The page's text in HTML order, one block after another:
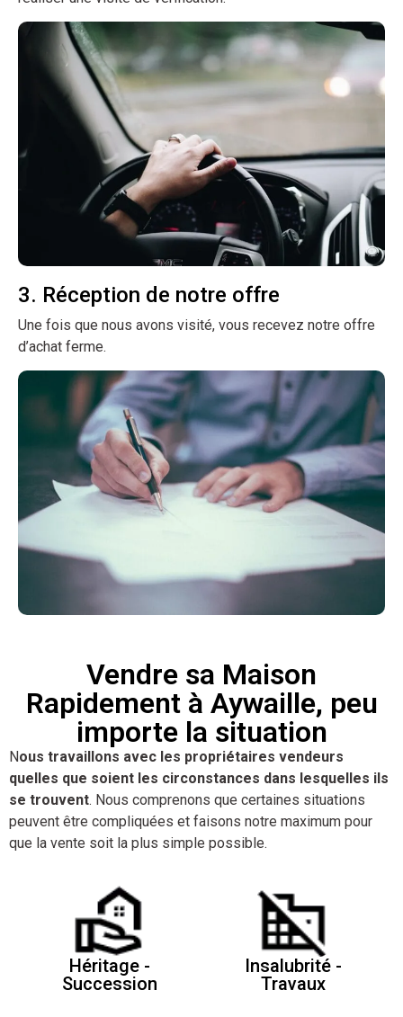
3. Réception de notre offre
Une fois que nous avons visité, vous recevez notre offre
d’achat ferme.
Vendre sa Maison
Rapidement à Aywaille, peu
importe la situation
Nous travaillons avec les propriétaires vendeurs
quelles que soient les circonstances dans lesquelles ils
se trouvent. Nous comprenons que certaines situations
peuvent être compliquées et faisons notre maximum pour
que la vente soit la plus simple possible.
Héritage -
Succession
Insalubrité -
Travaux